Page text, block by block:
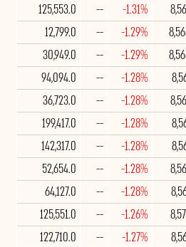
-1.31%
--
125,553.0
-1.29%
--
12,799.0
-1.29%
--
30,949.0
-1.28%
--
94,094.0
-1.28%
--
36,723.0
-1.28%
--
199,417.0
-1.28%
--
142,317.0
-1.28%
--
52,654.0
-1.28%
--
64,127.0
-1.26%
--
125,551.0
-1.27%
--
122,710.0